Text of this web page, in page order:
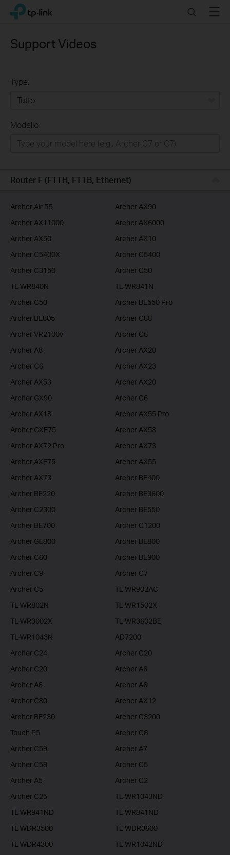
Click
navigation
TP-Link, Reliably Smart SearchMenu
Support Videos
Type:
Business
Modello:
Router F (FTTH, FTTB, Ethernet)
Archer Air R5
Archer AX90
Archer AX11000
Archer AX6000
Archer AX50
Archer AX10
Archer C5400X
Archer C5400
Archer C3150
Archer C50
TL-WR840N
TL-WR841N
Archer C50
Archer BE550 Pro
Archer BE805
Archer C88
Archer VR2100v
Archer C6
Archer A8
Archer AX20
Archer C6
Archer AX23
Archer AX53
Archer AX20
Archer GX90
Archer C6
Archer AX18
Archer AX55 Pro
Archer GXE75
Archer AX58
Archer AX72 Pro
Archer AX73
Archer AXE75
Archer AX55
Archer AX73
Archer BE400
Archer BE220
Archer BE3600
Archer C2300
Archer BE550
Archer BE700
Archer C1200
Archer GE800
Archer BE800
Archer C60
Archer BE900
Archer C9
Archer C7
Archer C5
TL-WR902AC
TL-WR802N
TL-WR1502X
TL-WR3002X
TL-WR3602BE
TL-WR1043N
AD7200
Archer C24
Archer C20
Archer C20
Archer A6
Archer A6
Archer A6
Archer C80
Archer AX12
Archer BE230
Archer C3200
Touch P5
Archer C8
Archer C59
Archer A7
Archer C58
Archer C5
Archer A5
Archer C2
Archer C25
TL-WR1043ND
TL-WR941ND
TL-WR841ND
TL-WDR3500
TL-WDR3600
TL-WDR4300
TL-WR1042ND